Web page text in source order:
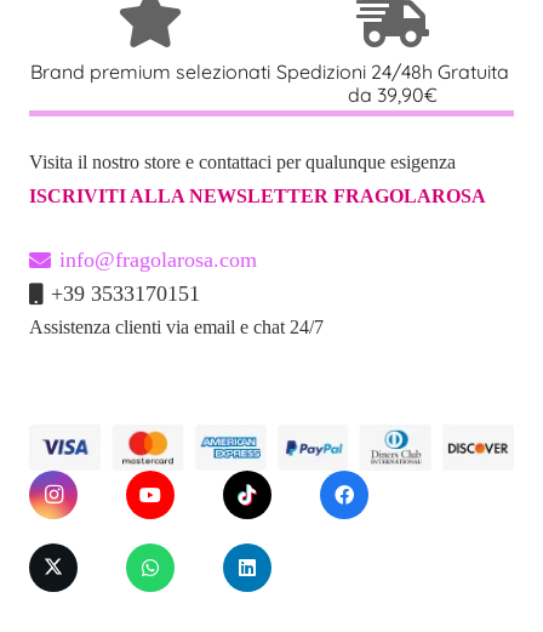
Brand premium selezionati Spedizioni 24/48h Gratuita
da 39,90€
Visita il nostro store e contattaci per qualunque esigenza
ISCRIVITI ALLA NEWSLETTER FRAGOLAROSA
info@fragolarosa.com
+39 3533170151
Assistenza clienti via email e chat 24/7